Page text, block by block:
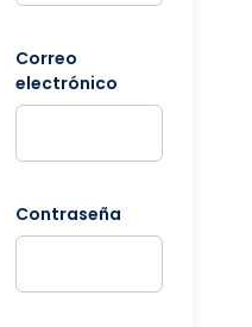
Correo
electrónico
Contraseña